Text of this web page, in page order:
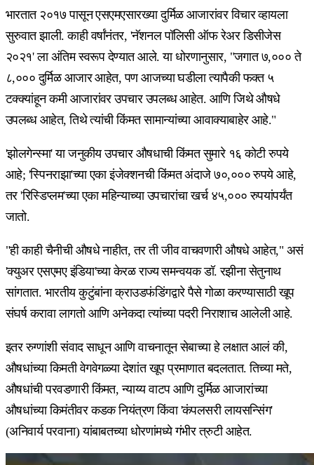
भारतात २०१७ पासून एसएमएसारख्या दुर्मिळ आजारांवर विचार व्हायला
सुरुवात झाली. काही वर्षांनंतर, 'नॅशनल पॉलिसी ऑफ रेअर डिसीजेस
२०२१' ला अंतिम स्वरूप देण्यात आले. या धोरणानुसार, "जगात ७,००० ते
८,००० दुर्मिळ आजार आहेत, पण आजच्या घडीला त्यापैकी फक्त ५
टक्क्यांहून कमी आजारांवर उपचार उपलब्ध आहेत. आणि जिथे औषधे
उपलब्ध आहेत, तिथे त्यांची किंमत सामान्यांच्या आवाक्याबाहेर आहे."
'झोलगेन्स्मा' या जनुकीय उपचार औषधाची किंमत सुमारे १६ कोटी रुपये
आहे; 'स्पिनराझा'च्या एका इंजेक्शनची किंमत अंदाजे ७०,००० रुपये आहे,
तर 'रिस्डिप्लम'च्या एका महिन्याच्या उपचारांचा खर्च ४५,००० रुपयांपर्यंत
जातो.
"ही काही चैनीची औषधे नाहीत, तर ती जीव वाचवणारी औषधे आहेत," असं
'क्युअर एसएमए इंडिया'च्या केरळ राज्य समन्वयक डॉ. रझीना सेतुनाथ
सांगतात. भारतीय कुटुंबांना क्राउडफंडिंगद्वारे पैसे गोळा करण्यासाठी खूप
संघर्ष करावा लागतो आणि अनेकदा त्यांच्या पदरी निराशाच आलेली आहे.
इतर रुग्णांशी संवाद साधून आणि वाचनातून सेबाच्या हे लक्षात आलं की,
औषधांच्या किमती वेगवेगळ्या देशांत खूप प्रमाणात बदलतात. तिच्या मते,
औषधांची परवडणारी किंमत, न्याय्य वाटप आणि दुर्मिळ आजारांच्या
औषधांच्या किमंतीवर कडक नियंत्रण किंवा 'कंपलसरी लायसन्सिंग'
(अनिवार्य परवाना) यांबाबतच्या धोरणांमध्ये गंभीर त्रुटी आहेत.